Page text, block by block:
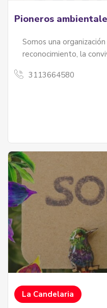
Pioneros
Somos una
reconocimiento, la
3113664580
La Candelaria